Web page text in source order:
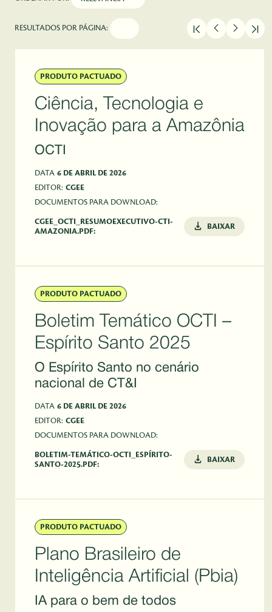
RESULTADOS POR PÁGINA:
PRODUTO PACTUADO
Ciência, Tecnologia e
Inovação para a Amazônia
OCTI
DATA 6 DE ABRIL DE 2026
EDITOR: CGEE
DOCUMENTOS PARA DOWNLOAD:
CGEE_OCTI_RESUMOEXECUTIVO-CTI-
AMAZONIA.PDF:
BAIXAR
PRODUTO PACTUADO
Boletim Temático OCTI –
Espírito Santo 2025
O Espírito Santo no cenário
nacional de CT&I
DATA 6 DE ABRIL DE 2026
EDITOR: CGEE
DOCUMENTOS PARA DOWNLOAD:
BOLETIM-TEMÁTICO-OCTI_ESPÍRITO-
SANTO-2025.PDF:
BAIXAR
PRODUTO PACTUADO
Plano Brasileiro de
Inteligência Artificial (Pbia)
IA para o bem de todos